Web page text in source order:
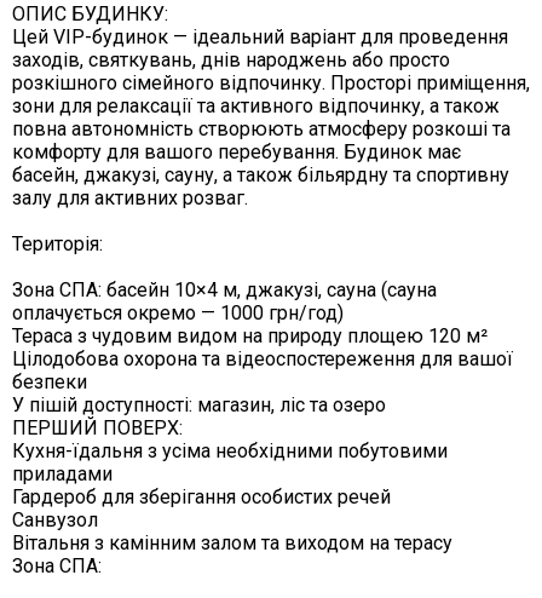
ОПИС БУДИНКУ:
Цей VIP-будинок — ідеальний варіант для проведення
заходів, святкувань, днів народжень або просто
розкішного сімейного відпочинку. Просторі приміщення,
зони для релаксації та активного відпочинку, а також
повна автономність створюють атмосферу розкоші та
комфорту для вашого перебування. Будинок має
басейн, джакузі, сауну, а також більярдну та спортивну
залу для активних розваг.
Територія:
Зона СПА: басейн 10×4 м, джакузі, сауна (сауна
оплачується окремо — 1000 грн/год)
Тераса з чудовим видом на природу площею 120 м²
Цілодобова охорона та відеоспостереження для вашої
безпеки
У пішій доступності: магазин, ліс та озеро
ПЕРШИЙ ПОВЕРХ:
Кухня-їдальня з усіма необхідними побутовими
приладами
Гардероб для зберігання особистих речей
Санвузол
Вітальня з камінним залом та виходом на терасу
Зона СПА: